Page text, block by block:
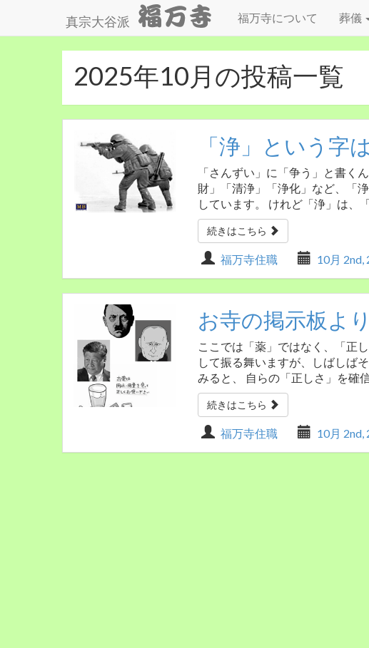
真宗大谷派 福万寺について 葬儀
2025年10月の投稿一覧
「浄」という字
「さんずい」に「争う」と書
財」「清浄」「浄化」など、「
しています。 けれど「浄」は、
続きはこちら
福万寺住職 10月 2nd,
お寺の掲示板より
ここでは「薬」ではなく、「正
して振る舞いますが、しばしば
みると、 自らの「正しさ」を確
続きはこちら
福万寺住職 10月 2nd,